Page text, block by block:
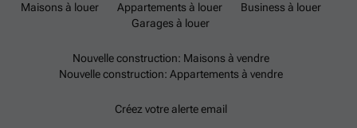
Maisons à louer Appartements à louer
Business à louer
Garages à louer
Nouvelle construction: Maisons à vendre
Nouvelle construction: Appartements à vendre
Créez votre alerte email